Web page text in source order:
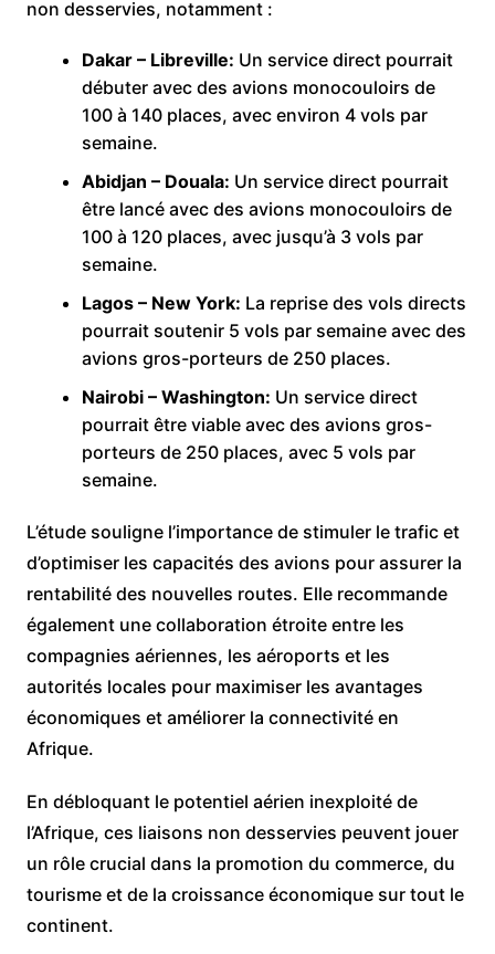
non desservies, notamment :
Dakar – Libreville: Un service direct pourrait
débuter avec des avions monocouloirs de
100 à 140 places, avec environ 4 vols par
semaine.
Abidjan – Douala: Un service direct pourrait
être lancé avec des avions monocouloirs de
100 à 120 places, avec jusqu’à 3 vols par
semaine.
Lagos – New York: La reprise des vols directs
pourrait soutenir 5 vols par semaine avec des
avions gros-porteurs de 250 places.
Nairobi – Washington: Un service direct
pourrait être viable avec des avions gros-
porteurs de 250 places, avec 5 vols par
semaine.
L’étude souligne l’importance de stimuler le trafic et
d’optimiser les capacités des avions pour assurer la
rentabilité des nouvelles routes. Elle recommande
également une collaboration étroite entre les
compagnies aériennes, les aéroports et les
autorités locales pour maximiser les avantages
économiques et améliorer la connectivité en
Afrique.
En débloquant le potentiel aérien inexploité de
l’Afrique, ces liaisons non desservies peuvent jouer
un rôle crucial dans la promotion du commerce, du
tourisme et de la croissance économique sur tout le
continent.